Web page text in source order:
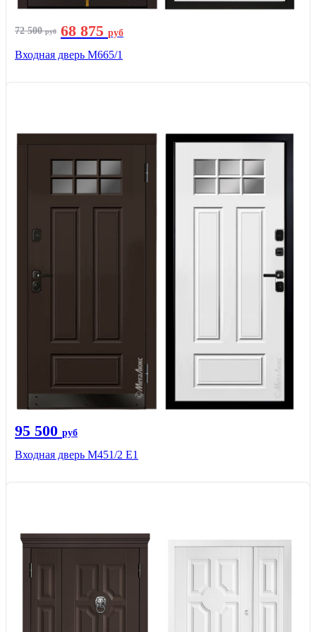
72 500руб 68 875 руб
Входная дверь М665/1
95 500 руб
Входная дверь М451/2 Е1